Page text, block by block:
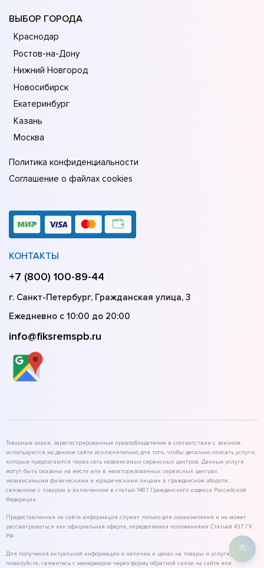
ВЫБОР ГОРОДА
Краснодар
Ростов-на-Дону
Нижний Новгород
Новосибирск
Екатеринбург
Казань
Москва
Политика конфиденциальности
Соглашение о файлах cookies
КОНТАКТЫ
+7 (800) 100-89-44
г. Санкт-Петербург, Гражданская улица, 3
Ежедневно с 10:00 до 20:00
info@fiksremspb.ru
Товарные знаки, зарегистрированные правообладателем в соответствии с законом,
используются на данном сайте исключительно для того, чтобы детально описать услуги,
которые предлагаются через сеть независимых сервисных центров. Данные услуги
могут быть оказаны на месте или в неавторизованных сервисных центрах
независимыми физическими и юридическими лицами в гражданском обороте,
связанном с товаром и включенном в статью 1487 Гражданского кодекса Российской
Федерации.
Предоставленная на сайте информация служит только для ознакомления и не может
рассматриваться как официальная оферта, определяемая положениями Статьей 437 ГК
РФ.
Для получения актуальной информации о наличии и ценах на товары и услуги,
пожалуйста, свяжитесь с менеджером через форму обратной связи на сайте или